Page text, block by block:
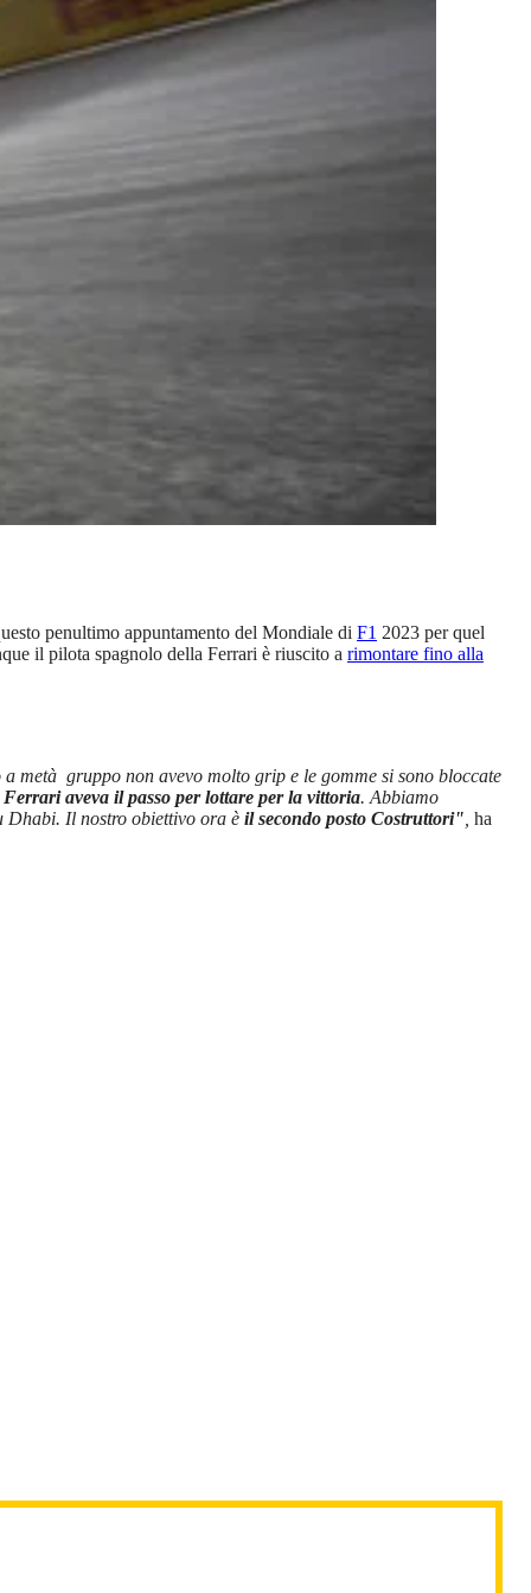
penultimo appuntamento del Mondiale di F1 2023 per quel
il pilota spagnolo della Ferrari è riuscito a rimontare fino alla
metà gruppo non avevo molto grip e le gomme si sono bloccate
Ferrari aveva il passo per lottare per la vittoria. Abbiamo
Dhabi. Il nostro obiettivo ora è il secondo posto Costruttori" ha